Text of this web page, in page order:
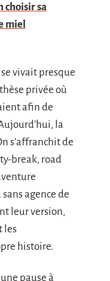
choisir sa
miel
vivait presque
privée où
afin de
la
s’affranchit de
break, road
agence de
leur version,
les
histoire.
pause à